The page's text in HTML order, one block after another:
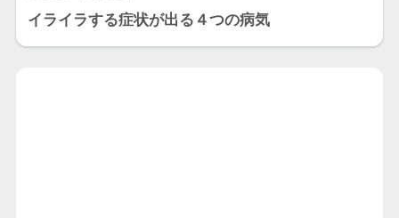
イライラする症状が出る４つの病気